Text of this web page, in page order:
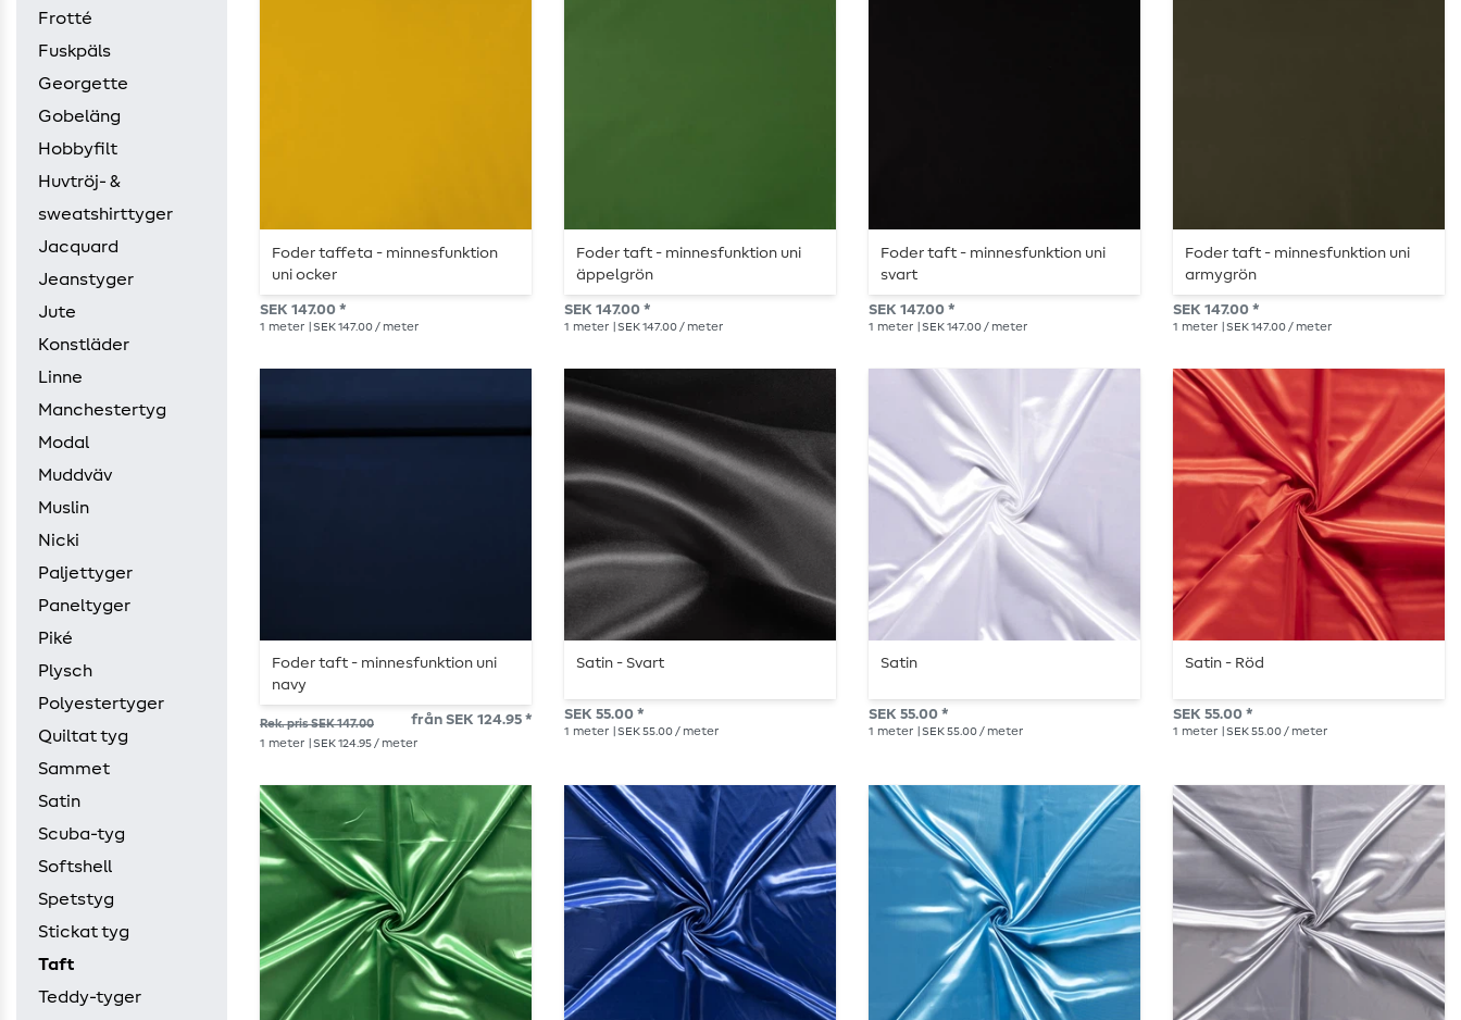
Frotté
Fuskpäls
Georgette
Gobeläng
Hobbyfilt
Huvtröj- &
sweatshirttyger
Jacquard
Jeanstyger
Jute
Konstläder
Linne
Manchestertyg
Modal
Muddväv
Muslin
Nicki
Paljettyger
Paneltyger
Piké
Plysch
Polyestertyger
Quiltat tyg
Sammet
Satin
Scuba-tyg
Softshell
Spetstyg
Stickat tyg
Taft
Teddy-tyger
Foder taffeta - minnesfunktion
uni ocker
SEK 147.00 *
1 meter | SEK 147.00 / meter
Foder taft - minnesfunktion uni
äppelgrön
SEK 147.00 *
1 meter | SEK 147.00 / meter
Foder taft - minnesfunktion uni
svart
SEK 147.00 *
1 meter | SEK 147.00 / meter
Foder taft - minnesfunktion uni
armygrön
SEK 147.00 *
1 meter | SEK 147.00 / meter
Foder taft - minnesfunktion uni
navy
Rek. pris SEK 147.00 från SEK 124.95 *
1 meter | SEK 124.95 / meter
Satin - Svart
SEK 55.00 *
1 meter | SEK 55.00 / meter
Satin
SEK 55.00 *
1 meter | SEK 55.00 / meter
Satin - Röd
SEK 55.00 *
1 meter | SEK 55.00 / meter